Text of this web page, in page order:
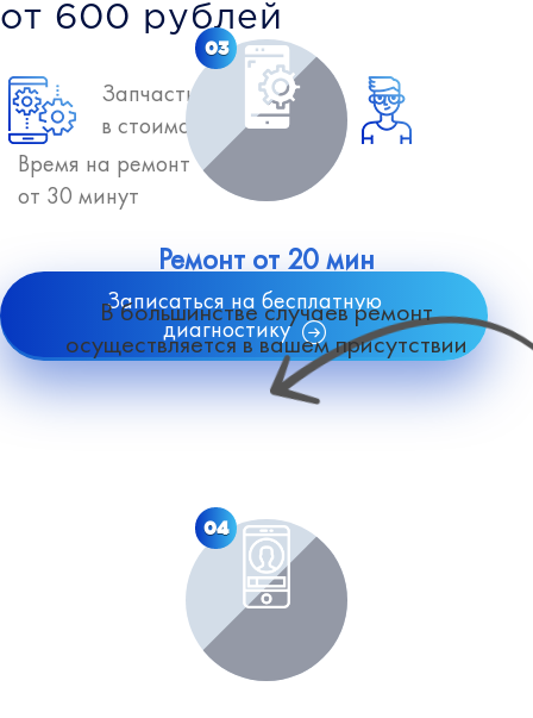
от 600 рублей
Запчасть включена
в стоимость
Время на ремонт
от 30 минут
Записаться на бесплатную
диагностику
03
Ремонт от 20 мин
В большинстве случаев ремонт
осуществляется в вашем присутствии
04